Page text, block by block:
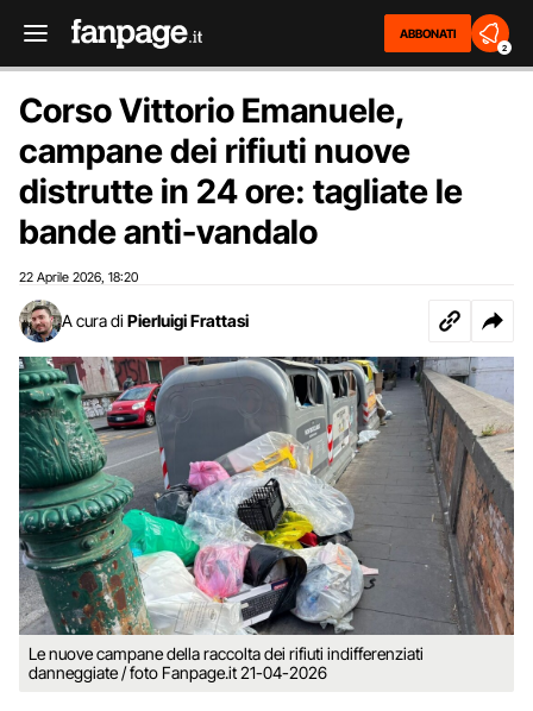
ABBONATI
2
Corso Vittorio Emanuele,
campane dei rifiuti nuove
distrutte in 24 ore: tagliate le
bande anti-vandalo
22 Aprile 2026 18:20
A cura di Pierluigi Frattasi
Le nuove campane della raccolta dei rifiuti indifferenziati
danneggiate / foto Fanpage.it 21-04-2026